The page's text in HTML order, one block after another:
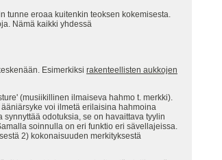
tunne eroaa kuitenkin teoksen kokemisesta.
Nämä kaikki yhdessä
Esimerkiksi rakenteellisten aukkojen
(musiikillinen ilmaiseva hahmo t. merkki).
voi ilmetä erilaisina hahmoina
odotuksia, se on havaittava tyylin
soinnulla on eri funktio eri sävellajeissa.
2) kokonaisuuden merkityksestä